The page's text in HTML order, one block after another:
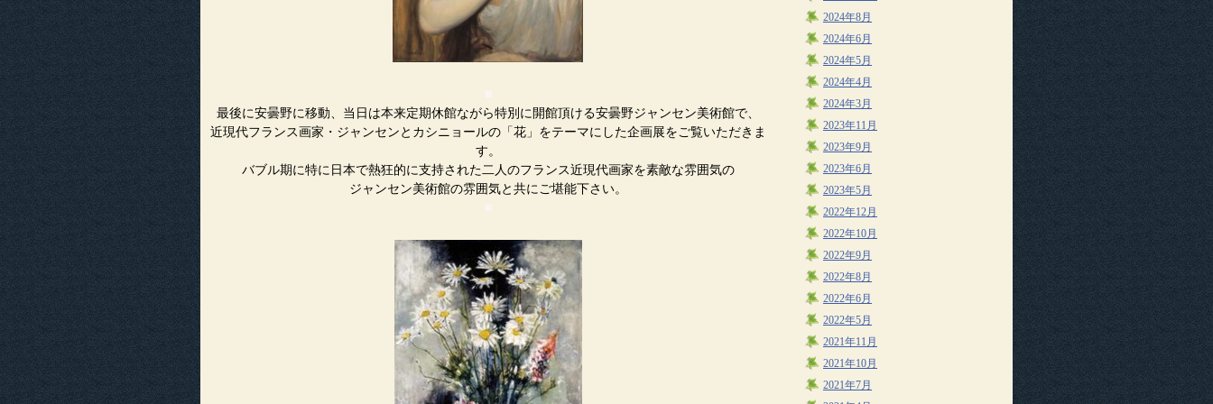
最後に安曇野に移動、当日は本来定期休館ながら特別に開館頂ける安曇野ジャンセン美術館で、
近現代フランス画家・ジャンセンとカシニョールの「花」をテーマにした企画展をご覧いただきま
す。
バブル期に特に日本で熱狂的に支持された二人のフランス近現代画家を素敵な雰囲気の
ジャンセン美術館の雰囲気と共にご堪能下さい。
2024年8月
2024年6月
2024年5月
2024年4月
2024年3月
2023年11月
2023年9月
2023年6月
2023年5月
2022年12月
2022年10月
2022年9月
2022年8月
2022年6月
2022年5月
2021年11月
2021年10月
2021年7月